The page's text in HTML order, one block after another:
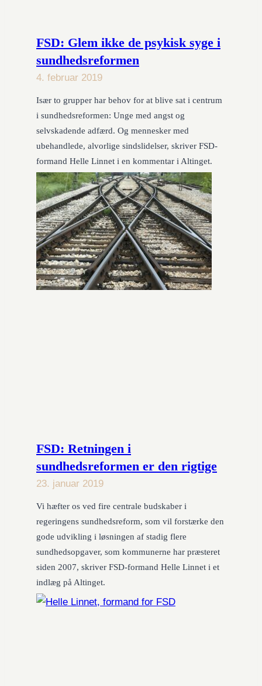
FSD: Glem ikke de psykisk syge i
sundhedsreformen
4. februar 2019
Især to grupper har behov for at blive sat i centrum
i sundhedsreformen: Unge med angst og
selvskadende adfærd. Og mennesker med
ubehandlede, alvorlige sindslidelser, skriver FSD-
formand Helle Linnet i en kommentar i Altinget.
FSD: Retningen i
sundhedsreformen er den rigtige
23. januar 2019
Vi hæfter os ved fire centrale budskaber i
regeringens sundhedsreform, som vil forstærke den
gode udvikling i løsningen af stadig flere
sundhedsopgaver, som kommunerne har præsteret
siden 2007, skriver FSD-formand Helle Linnet i et
indlæg på Altinget.